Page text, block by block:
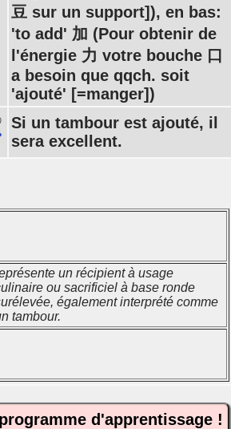
豆 sur un support]), en bas:
'to add' 加 (Pour obtenir de
l'énergie 力 votre bouche 口
a besoin que qqch. soit
'ajouté' [=manger])
Si un tambour est ajouté, il
sera excellent.
un récipient à usage
ou sacrificiel à base ronde
également interprété comme
tambour.
d'apprentissage !